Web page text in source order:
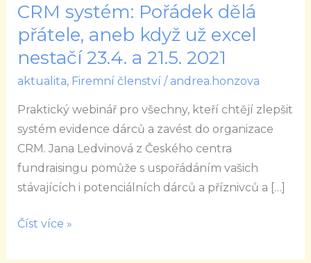
CRM systém: Pořádek dělá
přátele, aneb když už excel
nestačí 23.4. a 21.5. 2021
aktualita, Firemní členství / andrea.honzova
Praktický webinář pro všechny, kteří chtějí zlepšit
systém evidence dárců a zavést do organizace
CRM. Jana Ledvinová z Českého centra
fundraisingu pomůže s uspořádáním vašich
stávajících i potenciálních dárců a příznivců a […]
CRM
systém:
Pořádek
dělá
přátele,
aneb
když
už
excel
nestačí
a
Číst více »